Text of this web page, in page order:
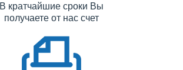
В кратчайшие сроки Вы
получаете от нас счет